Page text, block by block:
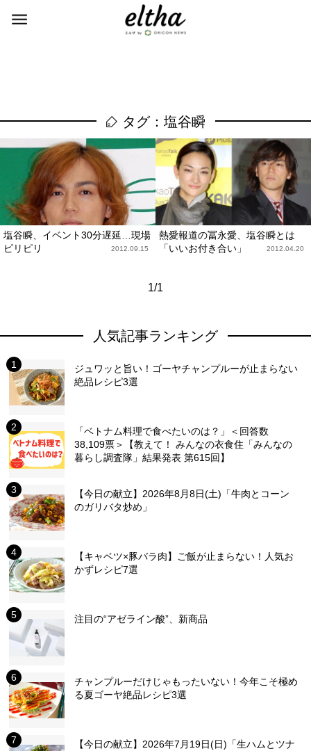
タグ：塩谷瞬
塩谷瞬、イベント30分遅延…現場
ピリピリ
2012.09.15
熱愛報道の冨永愛、塩谷瞬とは
「いいお付き合い」
2012.04.20
1/1
人気記事ランキング
ジュワッと旨い！ゴーヤチャンプルーが止まらない
絶品レシピ3選
「ベトナム料理で食べたいのは？」＜回答数
38,109票＞【教えて！ みんなの衣食住「みんなの
暮らし調査隊」結果発表 第615回】
【今日の献立】2026年8月8日(土)「牛肉とコーン
のガリバタ炒め」
【キャベツ×豚バラ肉】ご飯が止まらない！人気お
かずレシピ7選
注目の“アゼライン酸”、新商品
チャンプルーだけじゃもったいない！今年こそ極め
る夏ゴーヤ絶品レシピ3選
【今日の献立】2026年7月19日(日)「生ハムとツナ